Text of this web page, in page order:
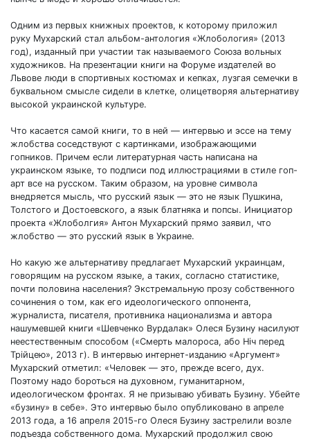
Одним из первых книжных проектов, к которому приложил
руку Мухарский стал альбом-антология «Жлобология» (2013
год), изданный при участии так называемого Союза вольных
художников. На презентации книги на Форуме издателей во
Львове люди в спортивных костюмах и кепках, лузгая семечки в
буквальном смысле сидели в клетке, олицетворяя альтернативу
высокой украинской культуре.
Что касается самой книги, то в ней — интервью и эссе на тему
жлобства соседствуют с картинками, изображающими
гопников. Причем если литературная часть написана на
украинском языке, то подписи под иллюстрациями в стиле гоп-
арт все на русском. Таким образом, на уровне символа
внедряется мысль, что русский язык — это не язык Пушкина,
Толстого и Достоевского, а язык блатняка и попсы. Инициатор
проекта «Жлоболгия» Антон Мухарский прямо заявил, что
жлобство — это русский язык в Украине.
Но какую же альтернативу предлагает Мухарский украинцам,
говорящим на русском языке, а таких, согласно статистике,
почти половина населения? Экстремальную прозу собственного
сочинения о том, как его идеологического оппонента,
журналиста, писателя, противника национализма и автора
нашумевшей книги «Шевченко Вурдалак» Олеся Бузину насилуют
неестественным способом («Смерть малороса, або Ніч перед
Трійцею», 2013 г). В интервью интернет-изданию «Аргумент»
Мухарский отметил: «Человек — это, прежде всего, дух.
Поэтому надо бороться на духовном, гуманитарном,
идеологическом фронтах. Я не призываю убивать Бузину. Убейте
«бузину» в себе». Это интервью было опубликовано в апреле
2013 года, а 16 апреля 2015-го Олеся Бузину застрелили возле
подъезда собственного дома. Мухарский продолжил свою